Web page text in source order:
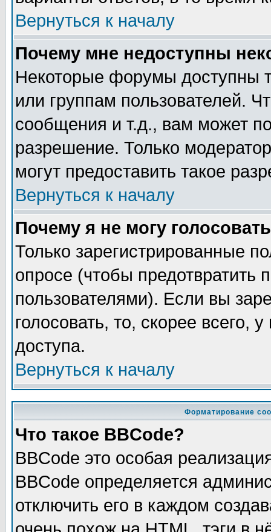
Вернуться к началу
Почему мне недоступны
Некоторые форумы доступны
или группам пользователей.
сообщения и т.д., вам может
разрешение. Только
могут предоставить такое
Вернуться к началу
Почему я не могу
Только зарегистрированные
опросе (чтобы предотвратить
пользователями). Если вы
голосовать, то, скорее всего,
доступа.
Вернуться к началу
Форматирование
Что такое BBCode?
BBCode это особая
BBCode определяется
отключить его в каждом